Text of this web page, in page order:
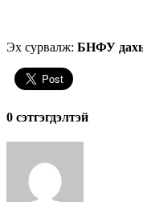
Эх сурвалж: БНФУ
0 cэтгэгдэлтэй